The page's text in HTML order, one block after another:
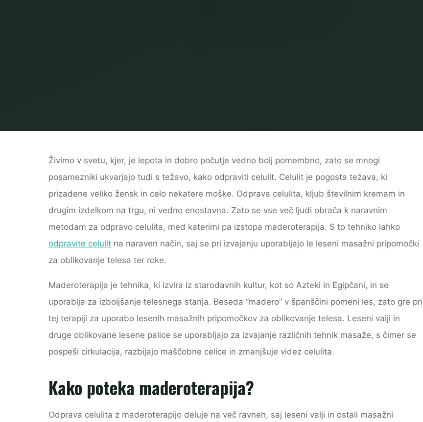
Živimo v svetu, kjer, je lepota in dobro počutje vedno bolj pomembno, zato se mnogi
posamezniki ukvarjajo tudi s težavo, kako odpraviti celulit. Celulit je pogosta težava, ki
prizadene veliko žensk in celo nekatere moške. Odprava celulita, kljub številnim kremam in
drugim izdelkom na trgu, ni vedno enostavna. Zato se vse več ljudi obrača k naravnim
metodam za odpravo celulita, med katerimi pa izstopa maderoterapija. S to tehniko lahko
odpravite celulitna naraven način, saj se pri izvajanju uporabljajo le leseni masažni pripomočki
za oblikovanje telesa ter roke.
Maderoterapija je tehnika, ki izvira iz starodavnih kultur, kot so Azteki in Egipčani, in se
uporablja za izboljšanje telesnega stanja. Beseda “madero” v španščini pomeni les, zato gre pri
tej terapiji za uporabo lesenih masažnih pripomočkov za oblikovanje telesa. Leseni valji in
druge oblikovane lesene palice se uporabljajo za izvajanje različnih tehnik masaže, s čimer se
pospeši cirkulacija, razbijajo maščobne celice in zmanjšuje videz celulita.
Kako poteka maderoterapija?
Odprava celulita z maderoterapijo deluje na več ravneh, saj leseni valji in ostali masažni